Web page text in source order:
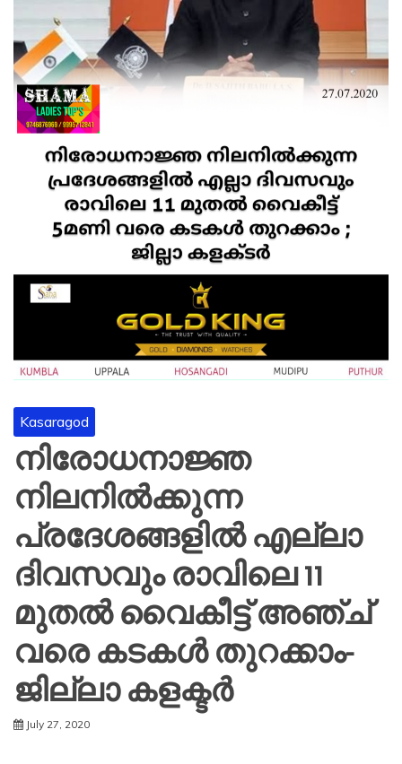
Kasaragod
നിരോധനാജ്ഞ
നിലനില്‍ക്കുന്ന
പ്രദേശങ്ങളില്‍ എല്ലാ
ദിവസവും രാവിലെ 11
മുതല്‍ വൈകീട്ട് അഞ്ച്
വരെ കടകള്‍ തുറക്കാം-
ജില്ലാ കളക്ടര്‍
July 27, 2020